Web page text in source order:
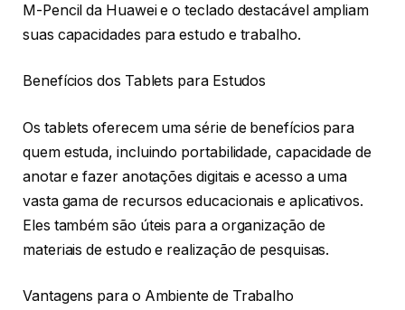
M-Pencil da Huawei e o teclado destacável ampliam
suas capacidades para estudo e trabalho.
Benefícios dos Tablets para Estudos
Os tablets oferecem uma série de benefícios para
quem estuda, incluindo portabilidade, capacidade de
anotar e fazer anotações digitais e acesso a uma
vasta gama de recursos educacionais e aplicativos.
Eles também são úteis para a organização de
materiais de estudo e realização de pesquisas.
Vantagens para o Ambiente de Trabalho